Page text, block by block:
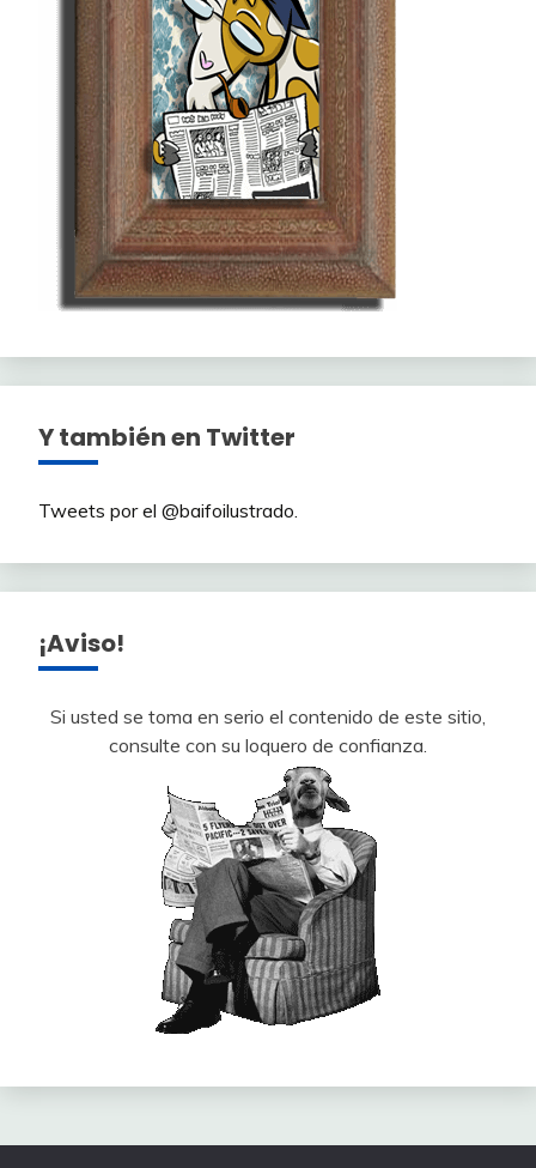
Y también en Twitter
Tweets por el @baifoilustrado.
¡Aviso!
Si usted se toma en serio el contenido de este sitio,
consulte con su loquero de confianza.